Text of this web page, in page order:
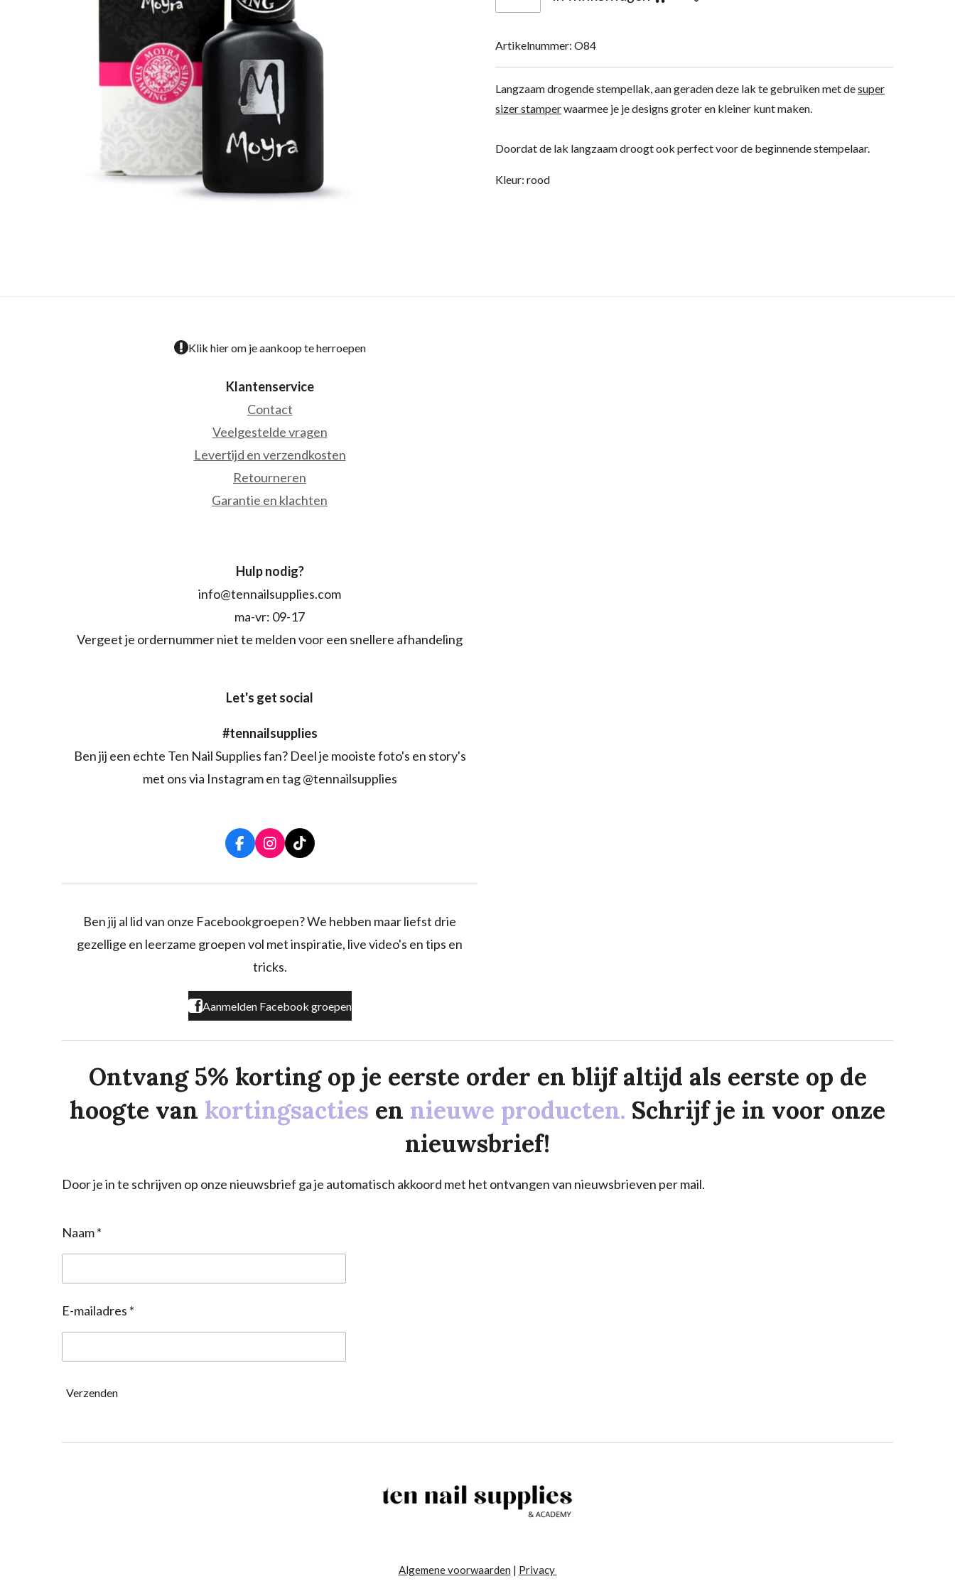
Artikelnummer: O84
Langzaam drogende stempellak, aan geraden deze lak te gebruiken met desuper
sizer stamperwaarmee je je designs groter en kleiner kunt maken.
Doordat de lak langzaam droogt ook perfect voor de beginnende stempelaar.
Kleur: rood
Klik hier om je aankoop te herroepen
Klantenservice
Contact
Veelgestelde vragen
Levertijd en verzendkosten
Retourneren
Garantie en klachten
Hulp nodig?
info@tennailsupplies.com
ma-vr: 09-17
Vergeet je ordernummer niet te melden voor een snellere afhandeling
Let's get social
#tennailsupplies
Ben jij een echte Ten Nail Supplies fan? Deel je mooiste foto's en story's
met ons via Instagram en tag @tennailsupplies
F
a
o
k
I
n
r
a
T
i
k
Ben jij al lid van onze Facebookgroepen? We hebben maar liefst drie
gezellige en leerzame groepen vol met inspiratie, live video's en tips en
tricks.
Aanmelden Facebook groepen
Ontvang 5% korting op je eerste order en blijf altijd als eerste op de
hoogte van kortingsacties en nieuwe producten. Schrijf je in voor onze
nieuwsbrief!
Door je in te schrijven op onze nieuwsbrief ga je automatisch akkoord met het ontvangen van nieuwsbrieven per mail.
Naam *
E-mailadres *
Verzenden
Algemene voorwaarden | Privacy